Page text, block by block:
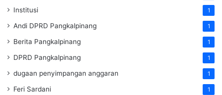
Institusi 1
Andi DPRD Pangkalpinang 1
Berita Pangkalpinang 1
DPRD Pangkalpinang 1
dugaan penyimpangan anggaran 1
Feri Sardani 1